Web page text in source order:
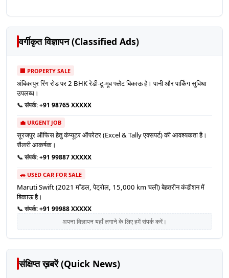
वर्गीकृत विज्ञापन (Classified Ads)
🏢 PROPERTY SALE
अंबिकापुर रिंग रोड पर 2 BHK रेडी-टू-मूव फ्लैट बिकाऊ है। पानी और पार्किंग सुविधा
उपलब्ध।
📞 संपर्क:+91 98765 XXXXX
💼 URGENT JOB
सूरजपुर ऑफिस हेतु कंप्यूटर ऑपरेटर (Excel & Tally एक्सपर्ट) की आवश्यकता है।
सैलरी आकर्षक।
📞 संपर्क:+91 99887 XXXXX
🚗 USED CAR FOR SALE
Maruti Swift (2021 मॉडल, पेट्रोल, 15,000 km चली) बेहतरीन कंडीशन में
बिकाऊ है।
📞 संपर्क:+91 99988 XXXXX
अपना विज्ञापन यहाँ लगाने के लिए हमें संपर्क करें।
संक्षिप्त ख़बरें (Quick News)